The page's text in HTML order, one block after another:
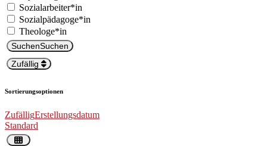
Sozialarbeiter*in
Sozialpädagoge*in
Theologe*in
SuchenSuchen
Zufällig
Sortierungsoptionen
Zufäl­ligErstel­lungs­da­tum
Stan­dard